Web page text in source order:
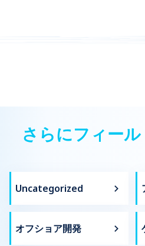
さらにフィー
Uncategorized
オフショア開発